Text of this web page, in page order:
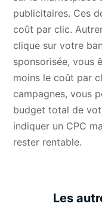
publicitaires. Ces
coût par clic.
clique sur votre
sponsorisée, vous
moins le coût par
campagnes, vous
budget total de
indiquer un CPC
rester rentable.
Les